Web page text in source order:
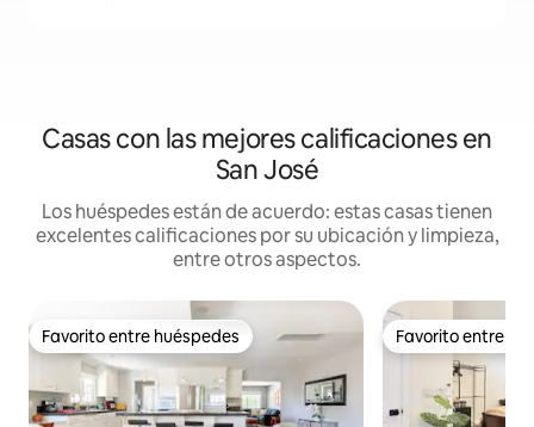
Casas con las mejores calificaciones en
San José
Los huéspedes están de acuerdo: estas casas tienen
excelentes calificaciones por su ubicación y limpieza,
entre otros aspectos.
Favorito entre huéspedes
Favorito entre huéspedes Favorito entre
Favorito entre